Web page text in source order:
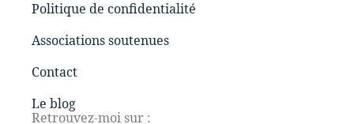
Politique de confidentialité
Associations soutenues
Contact
Le blog
Retrouvez-moi sur :